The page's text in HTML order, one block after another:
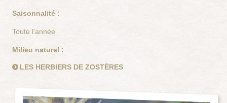
Saisonnalité :
Toute l'année
Milieu naturel :
LES HERBIERS DE ZOSTÈRES